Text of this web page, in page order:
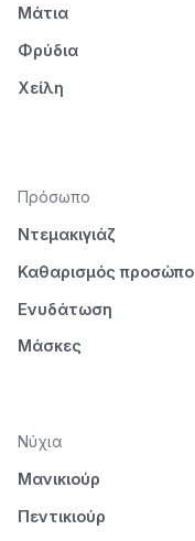
Μάτια
Φρύδια
Χείλη
Πρόσωπο
Ντεμακιγιάζ
Καθαρισμός
Ενυδάτωση
Μάσκες
Νύχια
Μανικιούρ
Πεντικιούρ